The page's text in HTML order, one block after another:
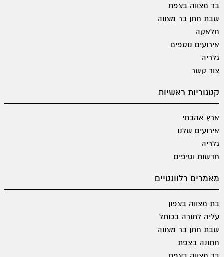
בר מצווה בצפת
שבת חתן בר מצווה
חלאקה
אירועים נוספים
גלריה
צור קשר
קטגוריות ראשיות
ארץ אהבתי
אירועים שלנו
גלריה
חדשות וטיפים
מאמרים רלוונטיים
בת מצווה בצפון
עליה לתורה בכותל
שבת חתן בר מצווה
חתונה בצפת